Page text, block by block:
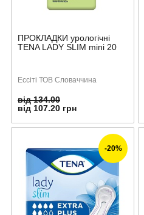
ПРОКЛАДКИ урологічні
TENA LADY SLIM mini 20
Ессіті ТОВ Словаччина
від 134.00
від 107.20 грн
-20%